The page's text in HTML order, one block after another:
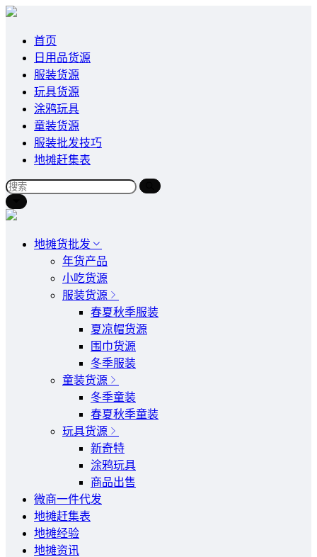
首页
日用品货源
服装货源
玩具货源
涂鸦玩具
童装货源
服装批发技巧
地摊赶集表
地摊货批发
年货产品
小吃货源
服装货源
春夏秋季服装
夏凉帽货源
围巾货源
冬季服装
童装货源
冬季童装
春夏秋季童装
玩具货源
新奇特
涂鸦玩具
商品出售
微商一件代发
地摊赶集表
地摊经验
地摊资讯